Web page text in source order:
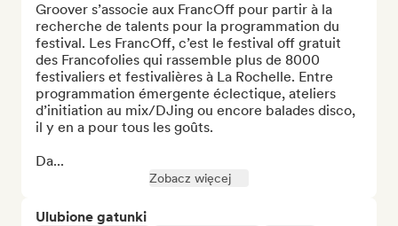
Groover s’associe aux FrancOff pour partir à la
recherche de talents pour la programmation du
festival. Les FrancOff, c’est le festival off gratuit
des Francofolies qui rassemble plus de 8000
festivaliers et festivalières à La Rochelle. Entre
programmation émergente éclectique, ateliers
d’initiation au mix/DJing ou encore balades disco,
il y en a pour tous les goûts.
Da...
Zobacz więcej
Ulubione gatunki